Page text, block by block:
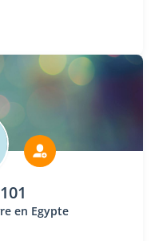
en Egypte